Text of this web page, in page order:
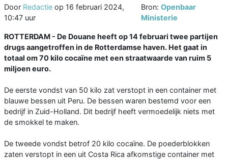
Door Redactie op 16 februari 2024,
10:47 uur
Bron: Openbaar
Ministerie
ROTTERDAM - De Douane heeft op 14 februari twee partijen
drugs aangetroffen in de Rotterdamse haven. Het gaat in
totaal om 70 kilo cocaïne met een straatwaarde van ruim 5
miljoen euro.
De eerste vondst van 50 kilo zat verstopt in een container met
blauwe bessen uit Peru. De bessen waren bestemd voor een
bedrijf in Zuid-Holland. Dit bedrijf heeft vermoedelijk niets met
de smokkel te maken.
De tweede vondst betrof 20 kilo cocaïne. De poederblokken
zaten verstopt in een uit Costa Rica afkomstige container met